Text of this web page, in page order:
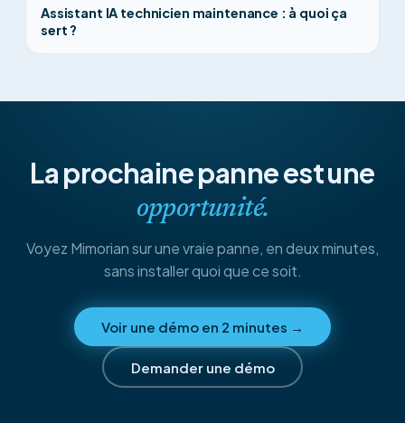
Assistant IA technicien maintenance : à quoi ça
sert ?
La prochaine panne est une
opportunité.
Voyez Mimorian sur une vraie panne, en deux minutes,
sans installer quoi que ce soit.
Voir une démo en 2 minutes →
Demander une démo